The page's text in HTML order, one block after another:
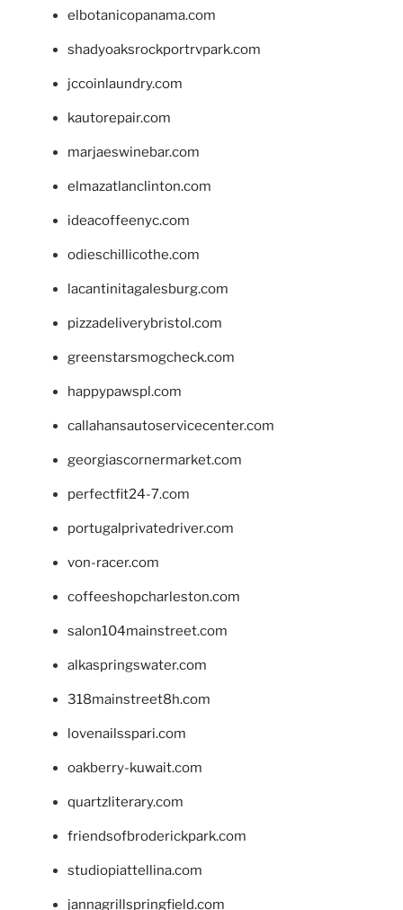
elbotanicopanama.com
shadyoaksrockportrvpark.com
jccoinlaundry.com
kautorepair.com
marjaeswinebar.com
elmazatlanclinton.com
ideacoffeenyc.com
odieschillicothe.com
lacantinitagalesburg.com
pizzadeliverybristol.com
greenstarsmogcheck.com
happypawspl.com
callahansautoservicecenter.com
georgiascornermarket.com
perfectfit24-7.com
portugalprivatedriver.com
von-racer.com
coffeeshopcharleston.com
salon104mainstreet.com
alkaspringswater.com
318mainstreet8h.com
lovenailsspari.com
oakberry-kuwait.com
quartzliterary.com
friendsofbroderickpark.com
studiopiattellina.com
jannagrillspringfield.com